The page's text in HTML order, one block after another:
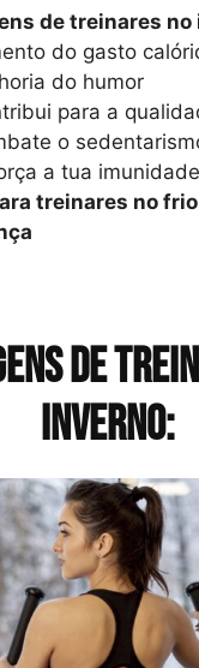
de treinares no
do gasto
do humor
para a
o
a tua imunidadeㅤ
treinares no
de
inverno: